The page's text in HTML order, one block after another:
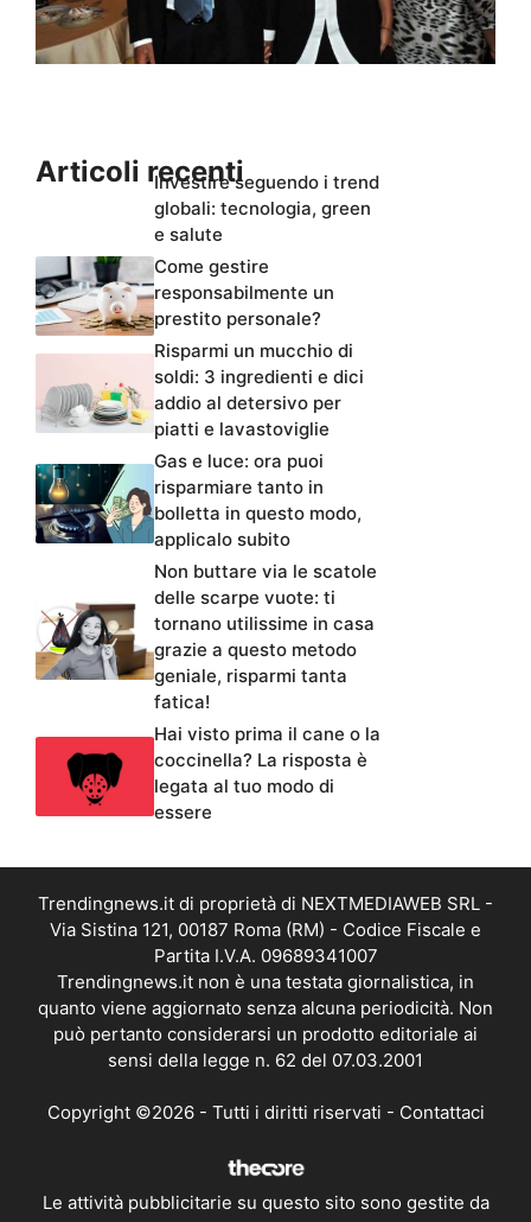
Articoli recentiInvestire seguendo i trend
globali: tecnologia, green
e salute
Come gestire
responsabilmente un
prestito personale?
Risparmi un mucchio di
soldi: 3 ingredienti e dici
addio al detersivo per
piatti e lavastoviglie
Gas e luce: ora puoi
risparmiare tanto in
bolletta in questo modo,
applicalo subito
Non buttare via le scatole
delle scarpe vuote: ti
tornano utilissime in casa
grazie a questo metodo
geniale, risparmi tanta
fatica!
Hai visto prima il cane o la
coccinella? La risposta è
legata al tuo modo di
essere
Trendingnews.it di proprietà di NEXTMEDIAWEB SRL -
Via Sistina 121, 00187 Roma (RM) - Codice Fiscale e
Partita I.V.A. 09689341007
Trendingnews.it non è una testata giornalistica, in
quanto viene aggiornato senza alcuna periodicità. Non
può pertanto considerarsi un prodotto editoriale ai
sensi della legge n. 62 del 07.03.2001
Copyright ©2026 - Tutti i diritti riservati - Contattaci
Le attività pubblicitarie su questo sito sono gestite da